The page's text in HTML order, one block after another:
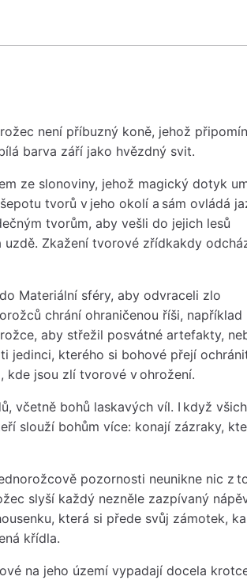
není příbuzný koně, jehož
barva září jako hvězdný svit.
ze slonoviny, jehož magický dotyk
tvorů v jeho okolí a sám ovládá
tvorům, aby vešli do jejich lesů
Zkažení tvorové zřídkakdy
Materiální sféry, aby odvraceli zlo
chrání ohraničenou říši, například
aby střežil posvátné artefakty,
jedinci, kterého si bohové přejí
kde jsou zlí tvorové v ohrožení.
včetně bohů laskavých víl. I když
slouží bohům více: konají zázraky,
pozornosti neunikne nic z
slyší každý nezněle zazpívaný
která si přede svůj zámotek,
křídla.
na jeho území vypadají docela